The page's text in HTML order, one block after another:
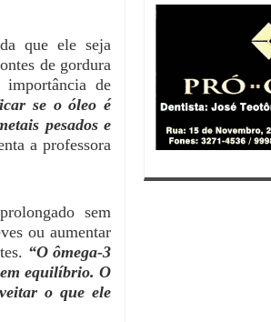
que ele seja
de gordura
de
se o óleo é
pesados e
a professora
sem
ou aumentar
“O ômega-3
equilíbrio. O
o que ele